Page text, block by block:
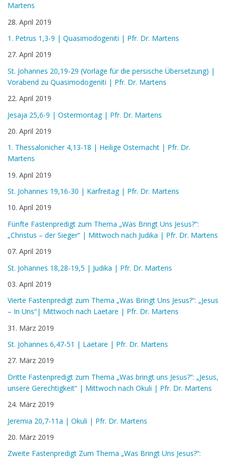
Martens
28. April 2019
1. Petrus 1,3-9 | Quasimodogeniti | Pfr. Dr. Martens
27. April 2019
St. Johannes 20,19-29 (Vorlage für die persische Übersetzung) |
Vorabend zu Quasimodogeniti | Pfr. Dr. Martens
22. April 2019
Jesaja 25,6-9 | Ostermontag | Pfr. Dr. Martens
20. April 2019
1. Thessalonicher 4,13-18 | Heilige Osternacht | Pfr. Dr.
Martens
19. April 2019
St. Johannes 19,16-30 | Karfreitag | Pfr. Dr. Martens
10. April 2019
Fünfte Fastenpredigt zum Thema „Was Bringt Uns Jesus?“:
„Christus – der Sieger“ | Mittwoch nach Judika | Pfr. Dr. Martens
07. April 2019
St. Johannes 18,28-19,5 | Judika | Pfr. Dr. Martens
03. April 2019
Vierte Fastenpredigt zum Thema „Was Bringt Uns Jesus?“: „Jesus
– In Uns“| Mittwoch nach Laetare | Pfr. Dr. Martens
31. März 2019
St. Johannes 6,47-51 | Laetare | Pfr. Dr. Martens
27. März 2019
Dritte Fastenpredigt zum Thema „Was bringt uns Jesus?“: „Jesus,
unsere Gerechtigkeit“ | Mittwoch nach Okuli | Pfr. Dr. Martens
24. März 2019
Jeremia 20,7-11a | Okuli | Pfr. Dr. Martens
20. März 2019
Zweite Fastenpredigt Zum Thema „Was Bringt Uns Jesus?“: